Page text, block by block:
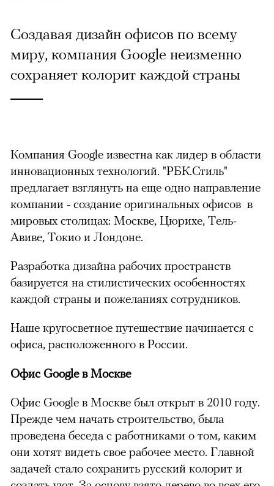
Создавая дизайн офисов по всему
миру, компания Google неизменно
сохраняет колорит каждой страны
Компания Google известна как лидер в области
инновационных технологий. "РБК.Стиль"
предлагает взглянуть на еще одно направление
компании - создание оригинальных офисов в
мировых столицах: Москве, Цюрихе, Тель-
Авиве, Токио и Лондоне.
Разработка дизайна рабочих пространств
базируется на стилистических особенностях
каждой страны и пожеланиях сотрудников.
Наше кругосветное путешествие начинается с
офиса, расположенного в России.
можно через
Офис Google в Москве
Офис Google в Москве был открыт в 2010 году.
Прежде чем начать строительство, была
проведена беседа с работниками о том, каким
они хотят видеть свое рабочее место. Главной
задачей стало сохранить русский колорит и